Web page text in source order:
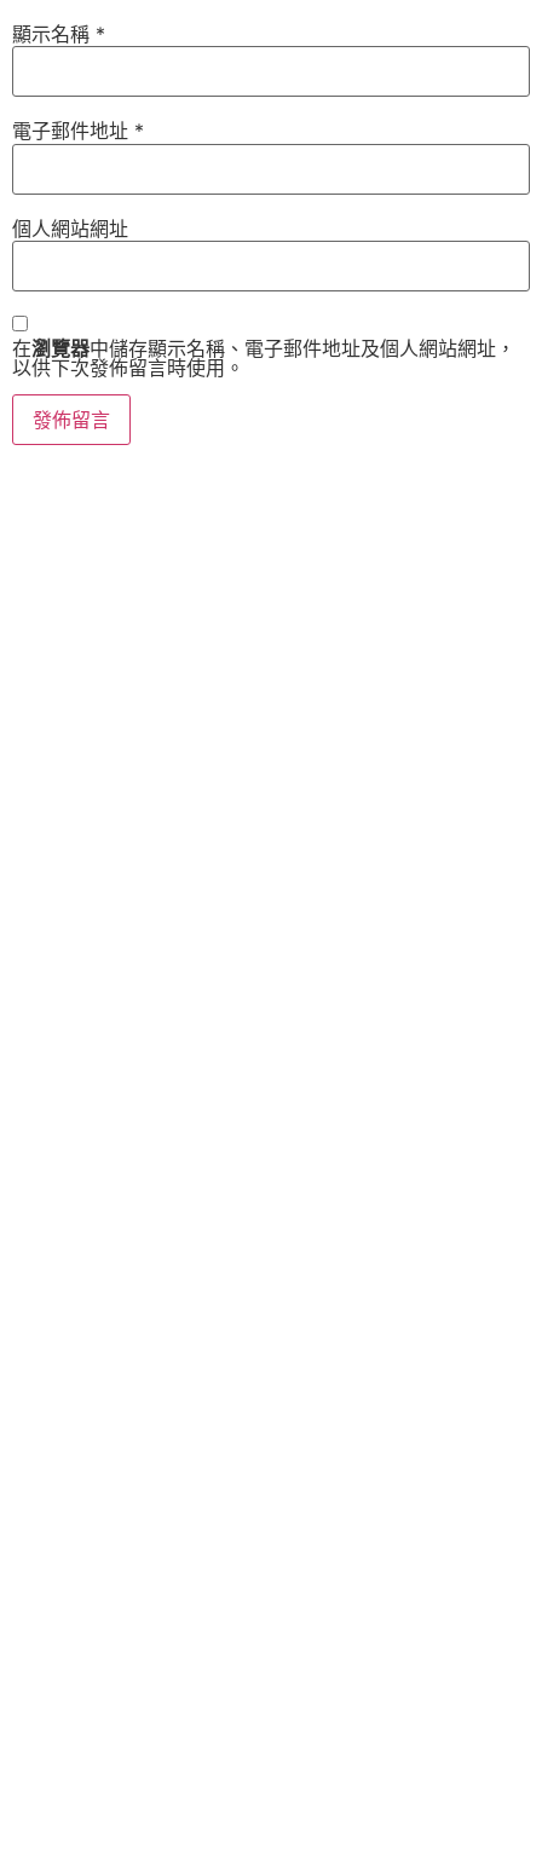
顯示名稱 *
電子郵件地址 *
個人網站網址
在瀏覽器中儲存顯示名稱、電子郵件地址及個人網站網址，
以供下次發佈留言時使用。